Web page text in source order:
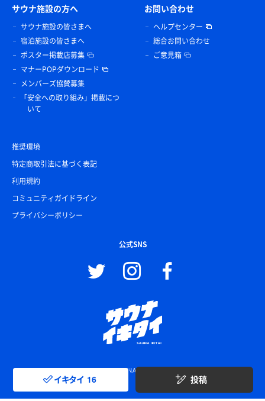
イキタイ 16 投稿
サウナ施設の方へ
サウナ施設の皆さまへ
宿泊施設の皆さまへ
ポスター掲載店募集
マナーPOPダウンロード
メンバーズ協賛募集
「安全への取り組み」掲載につ
いて
お問い合わせ
ヘルプセンター
総合お問い合わせ
ご意見箱
推奨環境
特定商取引法に基づく表記
利用規約
コミュニティガイドライン
プライバシーポリシー
公式SNS
© SAUNA IKITAI